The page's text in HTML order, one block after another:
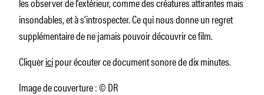
insondables, et à s’introspecter. Ce qui nous donne un regret
supplémentaire de ne jamais pouvoir découvrir ce film.
Cliquericipour écouter ce document sonore de dix minutes.
Image de couverture : © DR